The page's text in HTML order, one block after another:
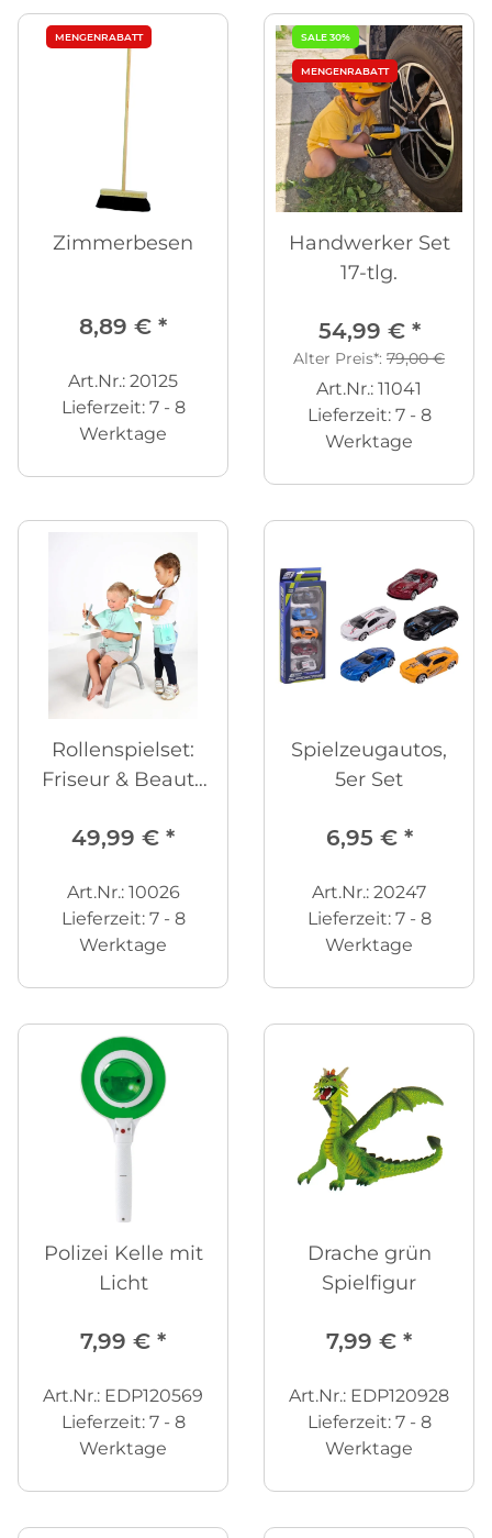
MENGENRABATT
Zimmerbesen
8,89 € *
Art.Nr.: 20125
Lieferzeit: 7 - 8
Werktage
SALE 30%
MENGENRABATT
Handwerker Set
17-tlg.
54,99 € *
Alter Preis*: 79,00 €
Art.Nr.: 11041
Lieferzeit: 7 - 8
Werktage
Rollenspielset:
Friseur & Beauty
49,99 € *
Art.Nr.: 10026
Lieferzeit: 7 - 8
Werktage
Spielzeugautos,
5er Set
6,95 € *
Art.Nr.: 20247
Lieferzeit: 7 - 8
Werktage
Polizei Kelle mit
Licht
7,99 € *
Art.Nr.: EDP120569
Lieferzeit: 7 - 8
Werktage
Drache grün
Spielfigur
7,99 € *
Art.Nr.: EDP120928
Lieferzeit: 7 - 8
Werktage